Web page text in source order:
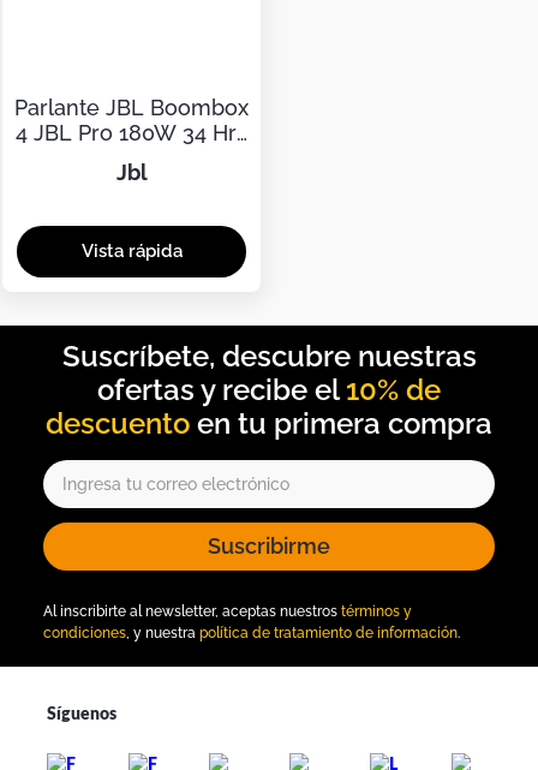
Parlante JBL Boombox
4 JBL Pro 180W 34 Hrs
Negro Bass Boost
Doble Negro
jbl
10% de
descuento
Suscribirme
Al inscribirte al newsletter, aceptas nuestros términos y
condiciones, y nuestra política de tratamiento de información.